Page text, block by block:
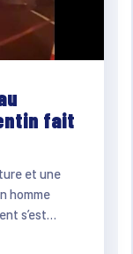
fait
et une
homme
s’est…